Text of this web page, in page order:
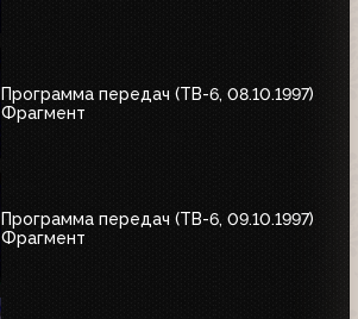
Программа передач (ТВ-6, 08.10.1997)
Фрагмент
Программа передач (ТВ-6, 09.10.1997)
Фрагмент